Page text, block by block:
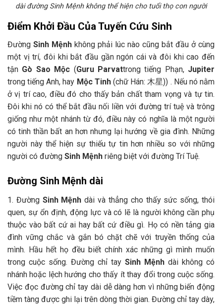
dài đường Sinh Mệnh không thể hiện cho tuổi thọ con người
Điểm Khởi Đầu Của Tuyến Cứu Sinh
Đường Sinh Mệnh không phải lúc nào cũng bắt đầu ở cùng
một vị trí, đôi khi bắt đầu gần ngón cái và đôi khi cao đến
tận Gò Sao Mộc (Guru Parvattrong tiếng Phạn, Jupiter
trong tiếng Anh, hay Mộc Tinh(chữ Hán: 木星)) . Nếu nó nằm
ở vị trí cao, điều đó cho thấy bản chất tham vọng và tự tin.
Đôi khi nó có thể bắt đầu nối liền với đường trí tuệ và trông
giống như một nhánh từ đó, điều này có nghĩa là một người
có tinh thần bất an hơn nhưng lại hướng về gia đình. Những
người này thể hiện sự thiếu tự tin hơn nhiều so với những
người có đường Sinh Mệnh riêng biệt với đường Trí Tuệ.
Đường Sinh Mệnh dài
1. Đường Sinh Mệnh dài và thẳng cho thấy sức sống, thói
quen, sự ổn định, động lực và có lẽ là người không cần phụ
thuộc vào bất cứ ai hay bất cứ điều gì. Họ có nền tảng gia
đình vững chắc và gắn bó chặt chẽ với truyền thống của
mình. Hầu hết họ đều biết chính xác những gì mình muốn
trong cuộc sống. Đường chỉ tay Sinh Mệnh dài không có
nhánh hoặc lệch hướng cho thấy ít thay đổi trong cuộc sống.
Việc đọc đường chỉ tay dài dễ dàng hơn vì những biến động
tiềm tàng được ghi lại trên dòng thời gian. Đường chỉ tay dày,